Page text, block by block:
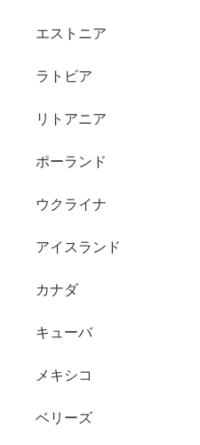
エストニア
ラトビア
リトアニア
ポーランド
ウクライナ
アイスランド
カナダ
キューバ
メキシコ
ベリーズ